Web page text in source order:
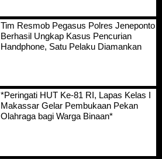
Tim Resmob Pegasus Polres Jeneponto
Berhasil Ungkap Kasus Pencurian
Handphone, Satu Pelaku Diamankan
*Peringati HUT Ke-81 RI, Lapas Kelas I
Makassar Gelar Pembukaan Pekan
Olahraga bagi Warga Binaan*